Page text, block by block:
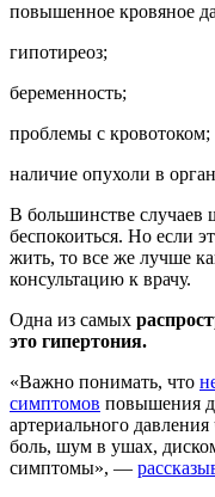
повышенное кровяное
гипотиреоз;
беременность;
проблемы с кровотоком;
наличие опухоли в
В большинстве
беспокоиться. Но если
жить, то все же лучше
консультацию к врачу.
Одна из самых
это гипертония.
«Важно понимать, что
симптомов повышения
артериального
боль, шум в ушах,
симптомы», —